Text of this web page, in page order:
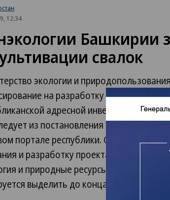
12:34
Башкирии
свалок
экологии и
на разработку проекта
адресной инвестпрограмме
из постановления кабмина,
портале республики. Средства
и разработку проекта
и природные ресурсы»,
выделить до конца года.